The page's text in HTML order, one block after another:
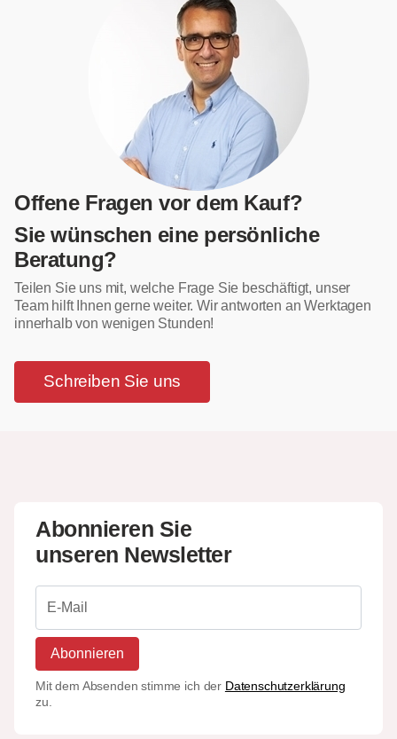
Offene Fragen vor dem Kauf?
Sie wünschen eine persönliche
Beratung?
Teilen Sie uns mit, welche Frage Sie beschäftigt, unser
Team hilft Ihnen gerne weiter. Wir antworten an Werktagen
innerhalb von wenigen Stunden!
Schreiben Sie uns
Abonnieren Sie
unseren Newsletter
Abonnieren
Mit dem Absenden stimme ich der Datenschutzerklärung
zu.